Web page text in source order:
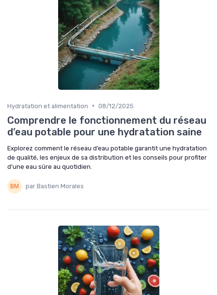
Hydratation et alimentation • 08/12/2025
Comprendre le fonctionnement du réseau
d’eau potable pour une hydratation saine
Explorez comment le réseau d’eau potable garantit une hydratation
de qualité, les enjeux de sa distribution et les conseils pour profiter
d’une eau sûre au quotidien.
par Bastien Morales